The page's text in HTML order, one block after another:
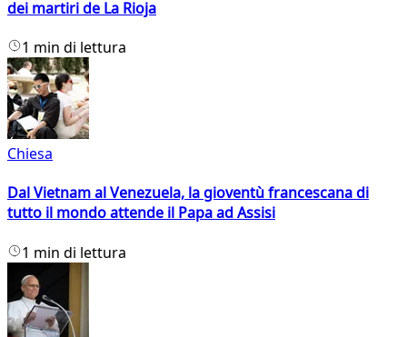
dei martiri de La Rioja
1 min di lettura
Chiesa
Dal Vietnam al Venezuela, la gioventù francescana di
tutto il mondo attende il Papa ad Assisi
1 min di lettura